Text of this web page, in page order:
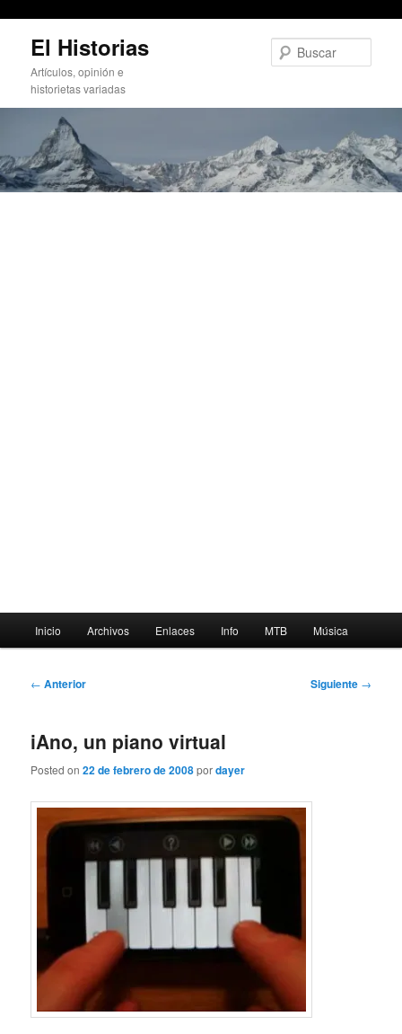
contenido
principal
El Historias
Artículos, opinión e
historietas variadas
principal
Inicio Archivos Enlaces Info MTB Música
Navegación
← Anterior Siguiente →
iAno, un piano virtual
Posted on22 de febrero de 2008pordayer